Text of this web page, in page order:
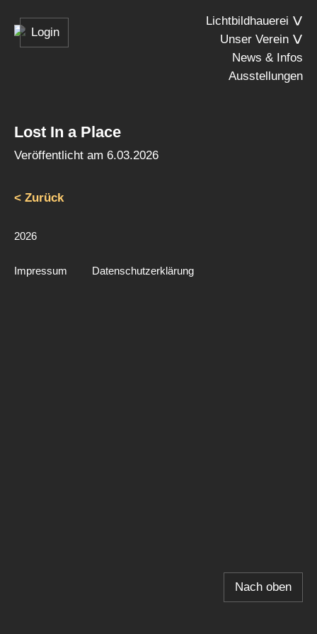
Lichtbildhauerei
Unser Verein
News & Infos
Ausstellungen
Login
Nach oben
Lost In a Place
Veröffentlicht am 6.03.2026
< Zurück
2026
Impressum Datenschutzerklärung